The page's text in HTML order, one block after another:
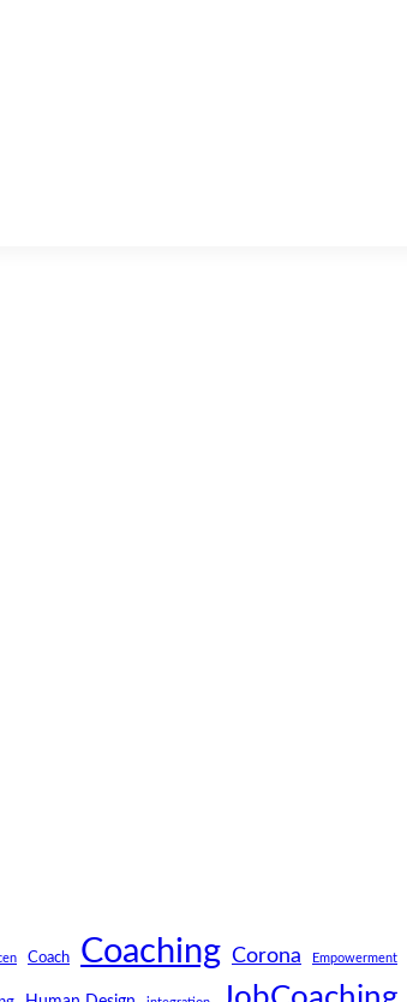
Coach Coaching Corona Empowerment